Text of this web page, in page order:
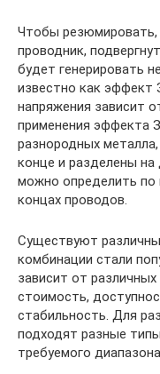
Чтобы
проводник,
будет генерировать
известно как эффект
напряжения зависит
применения эффекта
разнородных
конце и разделены на
можно определить по
концах проводов.
Существуют
комбинации стали
зависит от
стоимость,
стабильность. Для
подходят разные
требуемого